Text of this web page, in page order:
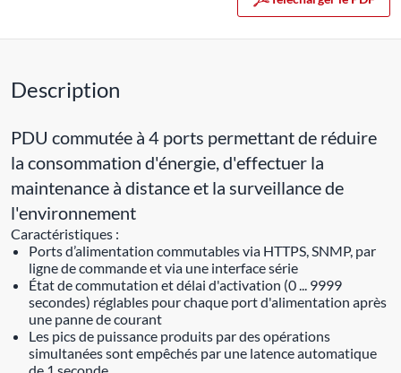
Description
PDU commutée à 4 ports permettant de réduire
la consommation d'énergie, d'effectuer la
maintenance à distance et la surveillance de
l'environnement
Caractéristiques :
Ports d’alimentation commutables via HTTPS, SNMP, par
ligne de commande et via une interface série
État de commutation et délai d'activation (0 ... 9999
secondes) réglables pour chaque port d'alimentation après
une panne de courant
Les pics de puissance produits par des opérations
simultanées sont empêchés par une latence automatique
de 1 seconde